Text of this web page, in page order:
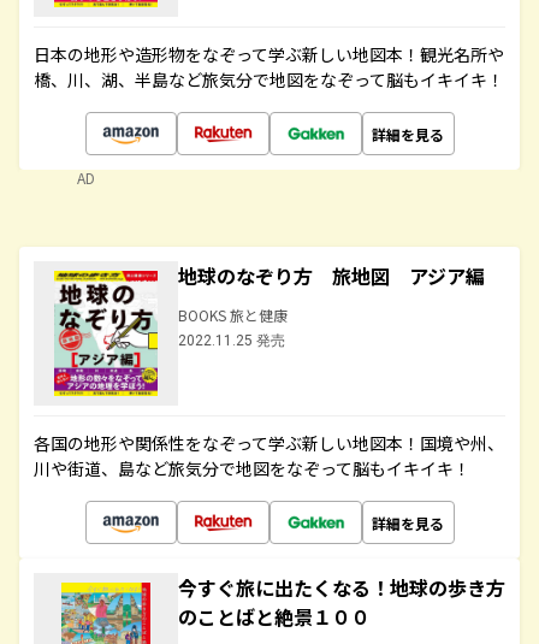
日本の地形や造形物をなぞって学ぶ新しい地図本！観光名所や
橋、川、湖、半島など旅気分で地図をなぞって脳もイキイキ！
詳細を見る
AD
地球のなぞり方 旅地図 アジア編
BOOKS 旅と健康
2022.11.25 発売
各国の地形や関係性をなぞって学ぶ新しい地図本！国境や州、
川や街道、島など旅気分で地図をなぞって脳もイキイキ！
詳細を見る
今すぐ旅に出たくなる！地球の歩き方
のことばと絶景１００